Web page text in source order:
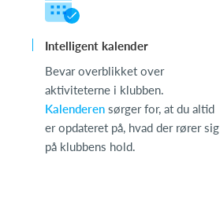
Intelligent kalender
Bevar overblikket over
aktiviteterne i klubben.
Kalenderen sørger for, at du altid
er opdateret på, hvad der rører sig
på klubbens hold.